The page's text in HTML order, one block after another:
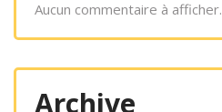
Aucun commentaire à afficher.
Archive